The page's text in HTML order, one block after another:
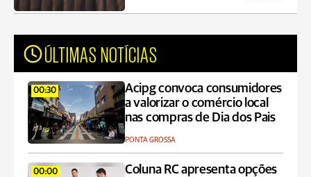
ÚLTIMAS NOTÍCIAS
00:30
Acipg convoca consumidores
a valorizar o comércio local
nas compras de Dia dos Pais
PONTA GROSSA
00:00
Coluna RC apresenta opções